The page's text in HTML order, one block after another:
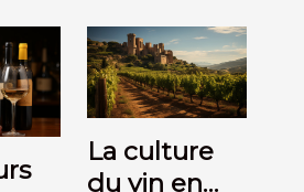
La culture
du vin en